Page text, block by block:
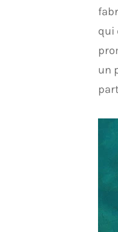
qui
un